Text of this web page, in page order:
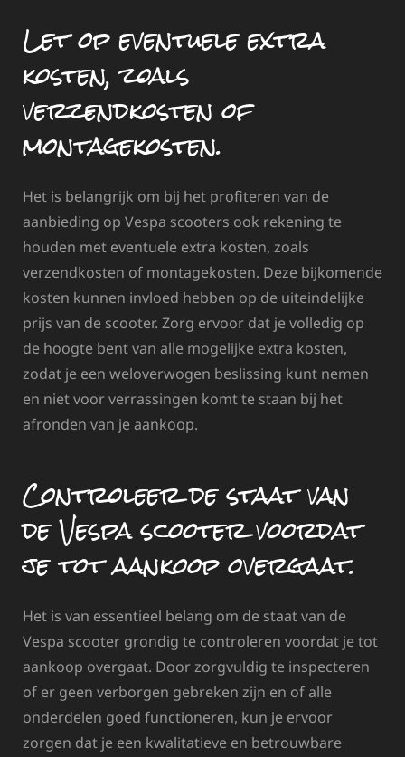
Let op eventuele extra
kosten, zoals
verzendkosten of
montagekosten.
Het is belangrijk om bij het profiteren van de
aanbieding op Vespa scooters ook rekening te
houden met eventuele extra kosten, zoals
verzendkosten of montagekosten. Deze bijkomende
kosten kunnen invloed hebben op de uiteindelijke
prijs van de scooter. Zorg ervoor dat je volledig op
de hoogte bent van alle mogelijke extra kosten,
zodat je een weloverwogen beslissing kunt nemen
en niet voor verrassingen komt te staan bij het
afronden van je aankoop.
Controleer de staat van
de Vespa scooter voordat
je tot aankoop overgaat.
Het is van essentieel belang om de staat van de
Vespa scooter grondig te controleren voordat je tot
aankoop overgaat. Door zorgvuldig te inspecteren
of er geen verborgen gebreken zijn en of alle
onderdelen goed functioneren, kun je ervoor
zorgen dat je een kwalitatieve en betrouwbare